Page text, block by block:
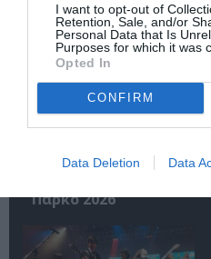
I want to opt-out of
Retention, Sale, and/or
Personal Data that Is
Purposes for which it was
Opted In
CONFIRM
Data Deletion Data
Στα τραγούδια μας
χωράνε όλα όσα
αγαπάμε: Η
Βελεσιώτου στο
Πάρκο 2026